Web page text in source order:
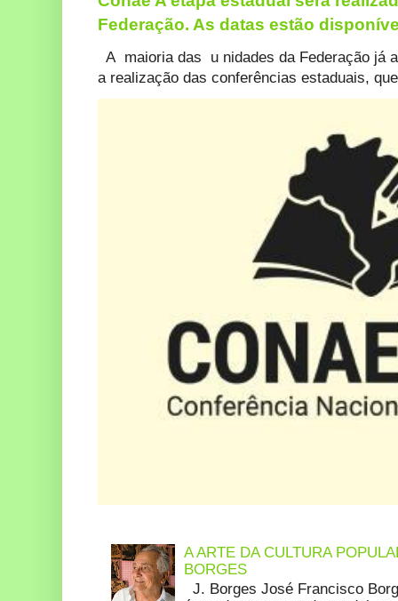
Federação. As datas estão
A maioria das u nidades da Federação já
a realização das conferências estaduais,
A ARTE DA CULTURA
BORGES
J. Borges José Francisco